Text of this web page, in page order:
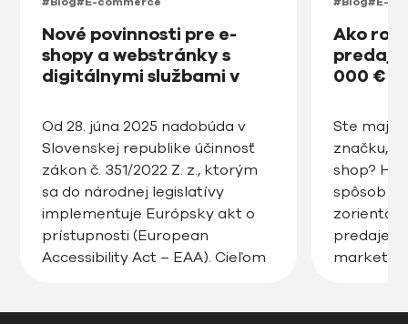
Nové povinnosti pre e-
shopy a webstránky s
digitálnymi službami v
od roku 2025
Od 28. júna 2025 nadobúda v
Slovenskej republike účinnosť
zákon č. 351/2022 Z. z., ktorým
sa do národnej legislatívy
implementuje Európsky akt o
prístupnosti (European
Accessibility Act – EAA). Cieľom
Ako
000 € v
Ste
značku,
shop?
spôsob
predaje,